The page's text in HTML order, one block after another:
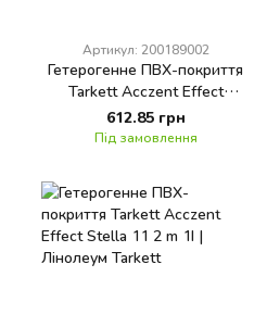
Артикул: 200189002
Гетерогенне ПВХ-покриття
Tarkett Acczent Effect
Imperio 5 2 m 1I
612.85 грн
Під замовлення